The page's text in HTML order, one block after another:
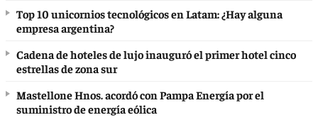
Top 10 unicornios tecnológicos en Latam: ¿Hay alguna
empresa argentina?
Cadena de hoteles de lujo inauguró el primer hotel cinco
estrellas de zona sur
Mastellone Hnos. acordó con Pampa Energía por el
suministro de energía eólica